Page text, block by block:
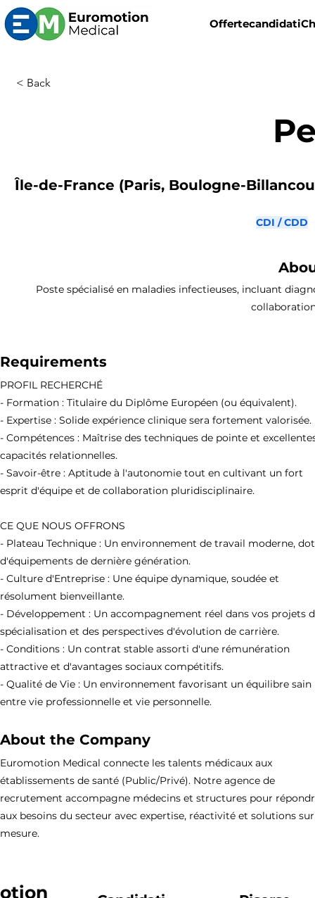
Offertecandidati
< Back
Île-de-France (Paris, Boulogne-
CDI / CDD
Poste spécialisé en maladies infectieuses, incluant
Requirements
PROFIL RECHERCHÉ
- Formation : Titulaire du Diplôme Européen (ou équivalent).
- Expertise : Solide expérience clinique sera fortement valorisée.
- Compétences : Maîtrise des techniques de pointe et
capacités relationnelles.
- Savoir-être : Aptitude à l'autonomie tout en cultivant un fort
esprit d'équipe et de collaboration pluridisciplinaire.
CE QUE NOUS OFFRONS
- Plateau Technique : Un environnement de travail moderne,
d'équipements de dernière génération.
- Culture d'Entreprise : Une équipe dynamique, soudée et
résolument bienveillante.
- Développement : Un accompagnement réel dans vos projets
spécialisation et des perspectives d'évolution de carrière.
- Conditions : Un contrat stable assorti d'une rémunération
attractive et d'avantages sociaux compétitifs.
- Qualité de Vie : Un environnement favorisant un équilibre sain
entre vie professionnelle et vie personnelle.
About the Company
Euromotion Medical connecte les talents médicaux aux
établissements de santé (Public/Privé). Notre agence de
recrutement accompagne médecins et structures pour
aux besoins du secteur avec expertise, réactivité et solutions sur
mesure.